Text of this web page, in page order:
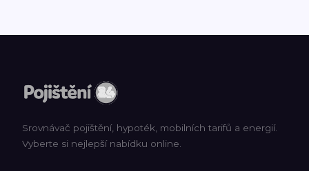
Srovnávač pojištění, hypoték, mobilních tarifů a energií.
Vyberte si nejlepší nabídku online.